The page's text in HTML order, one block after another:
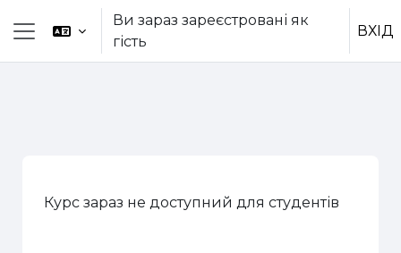
Перейти до головного вмісту
Бокова панель
Ви зараз зареєстровані як
гість
ВХІД
Курс зараз не доступний для студентів